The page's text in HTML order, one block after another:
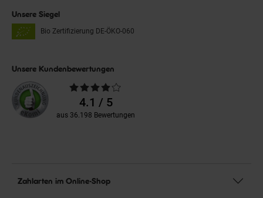
Unsere Siegel
Bio Zertifizierung DE-ÖKO-060
Unsere Kundenbewertungen
Durchschnittliche
Bewertungen4.1 / 5
aus 36.198 Bewertungen
Zahlarten im Online-Shop